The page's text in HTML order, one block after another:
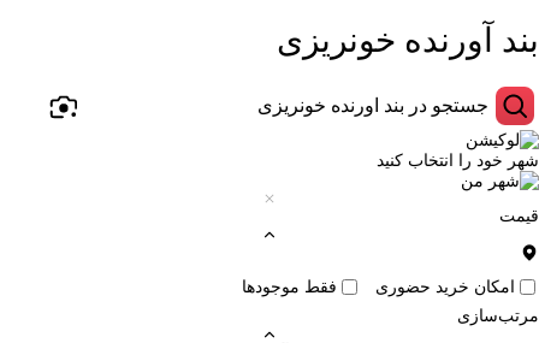
بند آورنده خونریزی
شهر خود را انتخاب کنید
قیمت
امکان خرید حضوری
فقط موجودها
مرتب‌سازی